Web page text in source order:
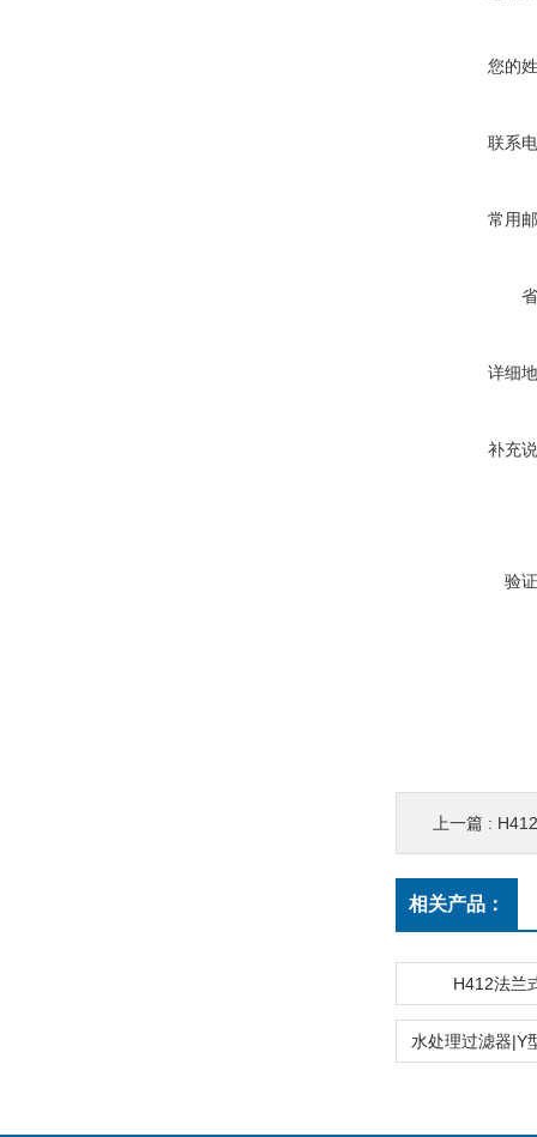
您的
联系
常用
详细
补充
验
上一篇 :
相关产品：
H412法兰